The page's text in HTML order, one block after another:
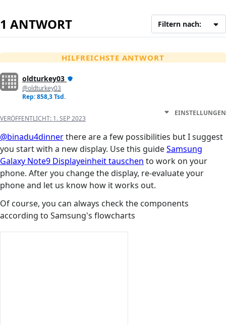
1 ANTWORT Filtern nach:
HILFREICHSTE ANTWORT
oldturkey03
@oldturkey03
Rep: 858,3 Tsd.
VERÖFFENTLICHT: 1. SEP 2023
EINSTELLUNGEN
@binadu4dinnerthere are a few possibilities but I suggest
you start with a new display. Use this guideSamsung
Galaxy Note9 Displayeinheit tauschen to work on your
phone. After you change the display, re-evaluate your
phone and let us know how it works out.
Of course, you can always check the components
according to Samsung's flowcharts